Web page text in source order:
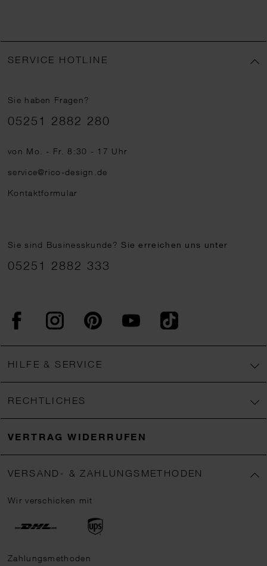
SERVICE HOTLINE
Sie haben Fragen?
Telefonnummer
05251 2882 280
von Mo. - Fr. 8:30 - 17 Uhr
service@rico-design.de
Kontaktformular
Sie sind Businesskunde?Sie erreichen uns unter
05251 2882 333
FacebookInstagram PinterestYouTubeTikTok
HILFE & SERVICE
RECHTLICHES
VERTRAG WIDERRUFEN
VERSAND- & ZAHLUNGSMETHODEN
Wir verschicken mit
Zahlungsmethoden